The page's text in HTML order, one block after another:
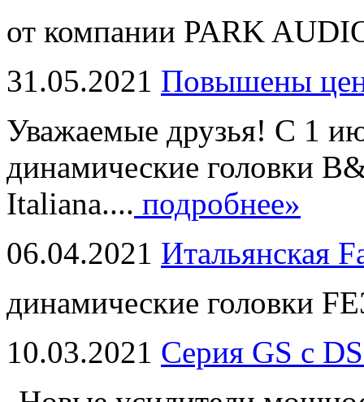
от компании PARK
31.05.2021 Повышены
Уважаемые друзья! С 1
динамические головки
Italiana.... подробнее»
06.04.2021 Итальянская
динамические головки
10.03.2021 Серия GS с